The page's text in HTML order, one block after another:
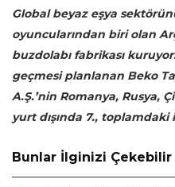
Global beyaz eşya
oyuncularından biri olan
buzdolabı fabrikası
geçmesi planlanan Beko
A.Ş.’nin Romanya, Rusya,
yurt dışında 7.,
Bunlar İlginizi Çekebilir